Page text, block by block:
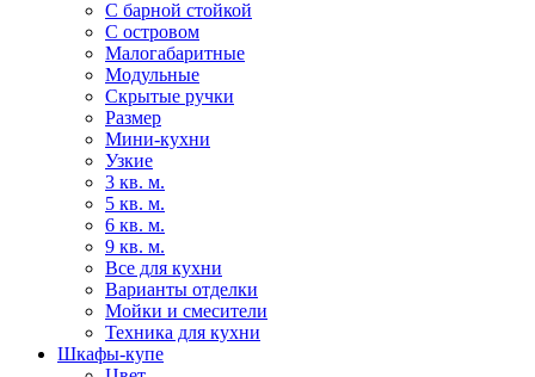
С барной стойкой
С островом
Малогабаритные
Модульные
Скрытые ручки
Размер
Мини-кухни
Узкие
3 кв. м.
5 кв. м.
6 кв. м.
9 кв. м.
Все для кухни
Варианты отделки
Мойки и смесители
Техника для кухни
Шкафы-купе